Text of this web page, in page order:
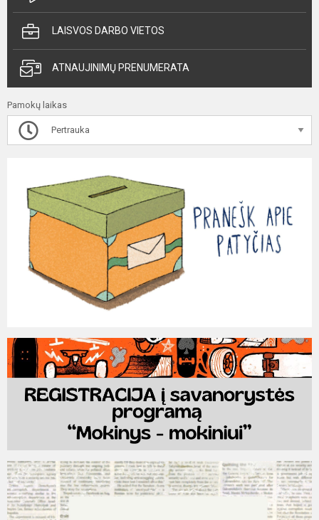
LAISVOS DARBO VIETOS
ATNAUJINIMŲ PRENUMERATA
Pamokų laikas
Pertrauka